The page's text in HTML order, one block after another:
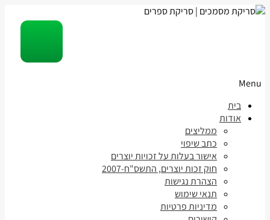
Skip בית
אודות
ממליצים
כתב שיפוי
אישור בעלות על זכויות יוצרים
חוק זכות יוצרים, התשס"ח-2007
הצהרת נגישות
תנאי שימוש
מדיניות פרטיות